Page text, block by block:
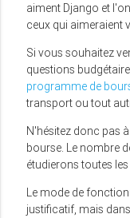
aiment Django et
ceux qui aimeraient
Si vous souhaitez
questions
programme de
transport ou tout
N'hésitez donc pas
bourse. Le nombre
étudierons toutes
Le mode de
justificatif, mais